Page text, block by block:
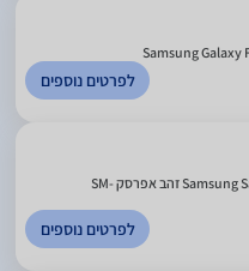
לפרטים נוספים
שעון ספורט חכם Galaxy Fit3 סמסונג - Samsung Samsung זהב אפרסק SM-
לפרטים נוספים